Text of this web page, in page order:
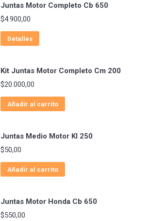
Juntas Motor Completo Cb 650
$4.900,00
Detalles
Kit Juntas Motor Completo Cm 200
$20.000,00
Añadir al carrito
Juntas Medio Motor Kl 250
$50,00
Añadir al carrito
Juntas Motor Honda Cb 650
$550,00